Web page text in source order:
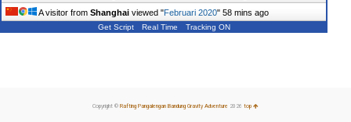
A visitor from Shanghai viewed "Februari 2020" 58 mins ago
Get Script Real Time Tracking ON
Copyright © Rafting Pangalengan Bandung Gravity Adventure 2026 top